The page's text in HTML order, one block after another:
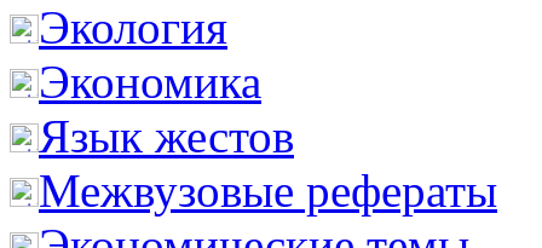
Экология
Экономика
Язык жестов
Межвузовые рефераты